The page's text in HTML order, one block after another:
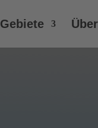
Gebiete